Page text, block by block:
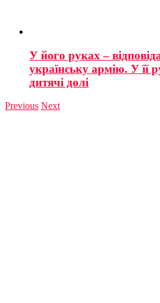
У його руках –
українську армію. У її
дитячі долі
Previous Next